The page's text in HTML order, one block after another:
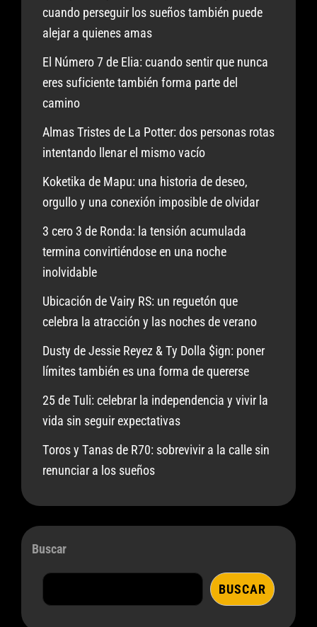
cuando perseguir los sueños también puede
alejar a quienes amas
El Número 7 de Elia: cuando sentir que nunca
eres suficiente también forma parte del
camino
Almas Tristes de La Potter: dos personas rotas
intentando llenar el mismo vacío
Koketika de Mapu: una historia de deseo,
orgullo y una conexión imposible de olvidar
3 cero 3 de Ronda: la tensión acumulada
termina convirtiéndose en una noche
inolvidable
Ubicación de Vairy RS: un reguetón que
celebra la atracción y las noches de verano
Dusty de Jessie Reyez & Ty Dolla $ign: poner
límites también es una forma de quererse
25 de Tuli: celebrar la independencia y vivir la
vida sin seguir expectativas
Toros y Tanas de R70: sobrevivir a la calle sin
renunciar a los sueños
Buscar
BUSCAR